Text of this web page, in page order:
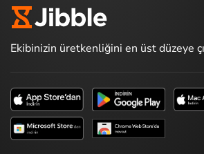
Ekibinizin üretkenliğini en üst düzeye